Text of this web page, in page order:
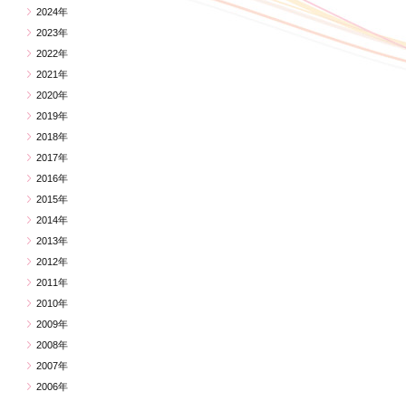
2024年
2023年
2022年
2021年
2020年
2019年
2018年
2017年
2016年
2015年
2014年
2013年
2012年
2011年
2010年
2009年
2008年
2007年
2006年